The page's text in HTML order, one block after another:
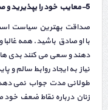
5-معایب خود را بپذیرید و صادق باشید
صداقت بهترین سیاست
با او صادق باشید. همه
دهند و سعی می کنند بدی
نیاز به ایجاد روابط سالم و
طولانی مدت جواب نمی دهد.
زنان درباره نقاط ضعف